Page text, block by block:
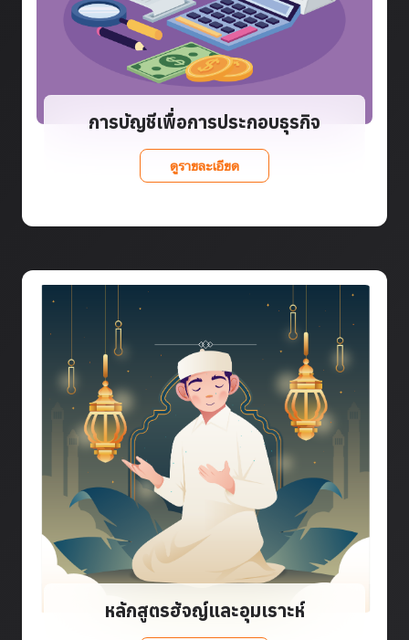
การบัญชีเพื่อการประกอบธุรกิจ
ดูรายละเอียด
หลักสูตรฮัจญ์และอุมเราะห์